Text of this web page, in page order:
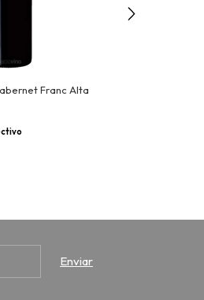
Franc Alta